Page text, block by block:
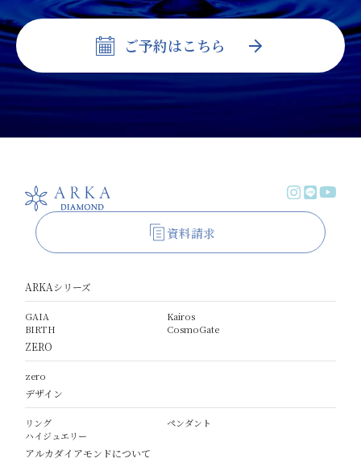
ご予約はこちら
資料請求
ARKAシリーズ
GAIA
Kairos
BIRTH
CosmoGate
ZERO
zero
デザイン
リング
ペンダント
ハイジュエリー
アルカダイアモンドについて